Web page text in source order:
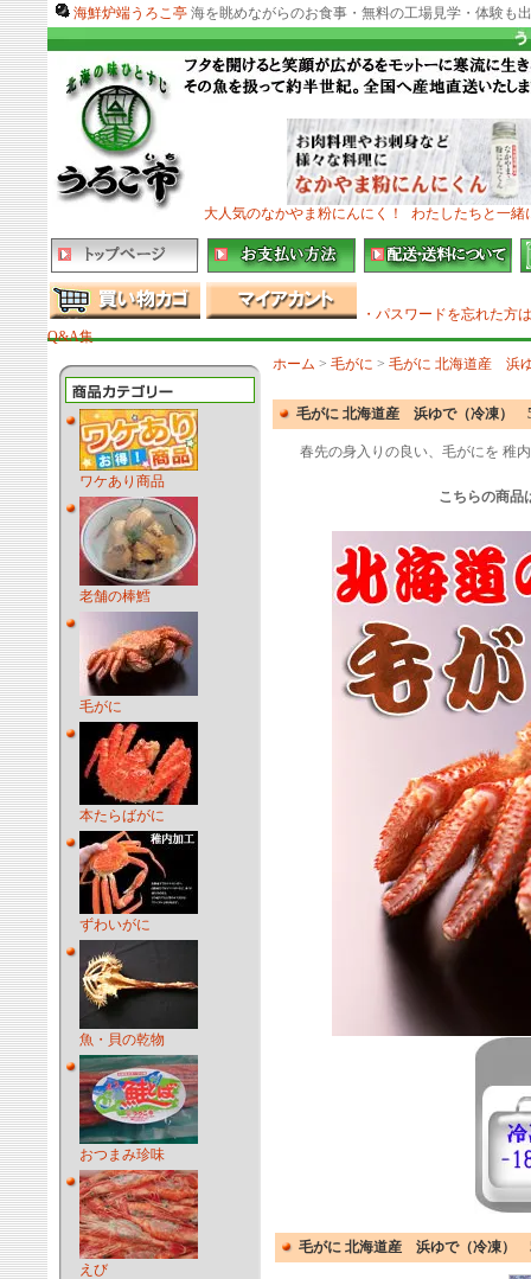
海鮮炉端うろこ亭 海を眺めながらのお食事・無料の工場見学・体験も
大人気のなかやま粉にんにく！ わたしたちと一緒
・パスワードを忘れた方
Q&A集
ワケあり商品
老舗の棒鱈
毛がに
本たらばがに
ずわいがに
魚・貝の乾物
おつまみ珍味
えび
ホーム > 毛がに > 毛がに 北海道産 浜
毛がに 北海道産 浜ゆで（冷凍）
春先の身入りの良い、毛がにを 稚
こちらの商品
毛がに 北海道産 浜ゆで（冷凍）